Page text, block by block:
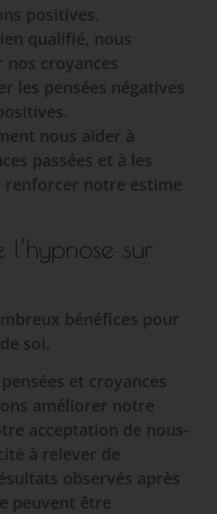
positives.
qualifié, nous
croyances
les pensées négatives
nous aider à
passées et à les
notre estime
l’hypnose sur
bénéfices pour
soi.
et croyances
améliorer notre
acceptation de nous-
à relever de
observés après
peuvent être